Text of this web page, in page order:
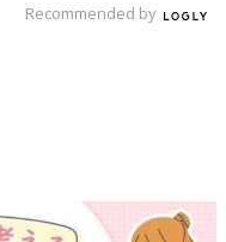
Recommended by